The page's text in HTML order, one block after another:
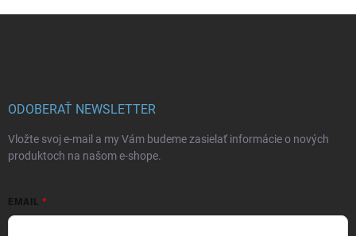
ODOBERAŤ NEWSLETTER
Vložte svoj e-mail a my Vám budeme zasielať informácie o nových
produktoch na našom e-shope.
EMAIL